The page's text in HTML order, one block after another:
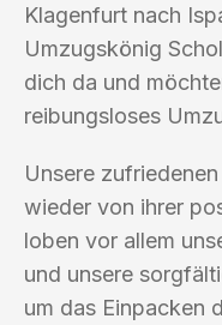
Klagenfurt nach
Umzugskönig
dich da und
reibungsloses
Unsere
wieder von ihrer
loben vor allem
und unsere
um das Einpacken